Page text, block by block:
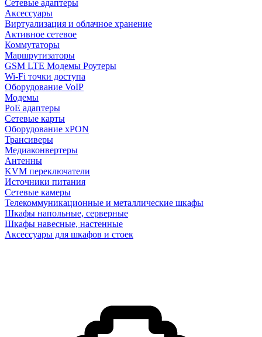
Сетевые адаптеры
Аксессуары
Виртуализация и облачное хранение
Активное сетевое
Коммутаторы
Маршрутизаторы
GSM LTE Модемы Роутеры
Wi-Fi точки доступа
Оборудование VoIP
Модемы
PoE адаптеры
Сетевые карты
Оборудование xPON
Трансиверы
Медиаконвертеры
Антенны
KVM переключатели
Источники питания
Сетевые камеры
Телекоммуникационные и металлические шкафы
Шкафы напольные, серверные
Шкафы навесные, настенные
Аксессуары для шкафов и стоек